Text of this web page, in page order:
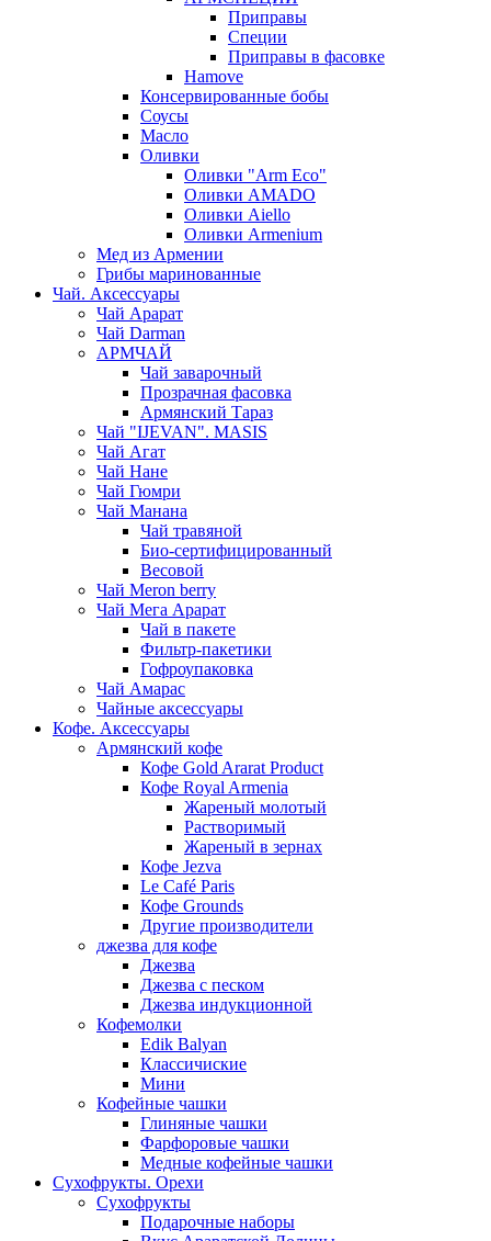
Приправы
Специи
Приправы в фасовке
Hamove
Консервированные бобы
Соусы
Масло
Оливки
Оливки "Arm Eco"
Оливки AMADO
Оливки Aiello
Оливки Armenium
Мед из Армении
Грибы маринованные
Чай. Аксессуары
Чай Арарат
Чай Darman
АРМЧАЙ
Чай заварочный
Прозрачная фасовка
Армянский Тараз
Чай "IJEVAN". MASIS
Чай Агат
Чай Нане
Чай Гюмри
Чай Манана
Чай травяной
Био-сертифицированный
Весовой
Чай Meron berry
Чай Мега Арарат
Чай в пакете
Фильтр-пакетики
Гофроупаковка
Чай Амарас
Чайные аксессуары
Кофе. Аксессуары
Армянский кофе
Кофе Gold Ararat Product
Кофе Royal Armenia
Жареный молотый
Растворимый
Жареный в зернах
Кофе Jezva
Le Café Paris
Кофе Grounds
Другие производители
джезва для кофе
Джезва
Джезва с песком
Джезва индукционной
Кофемолки
Edik Balyan
Классичиские
Мини
Кофейные чашки
Глиняные чашки
Фарфоровые чашки
Медные кофейные чашки
Сухофрукты. Орехи
Сухофрукты
Подарочные наборы